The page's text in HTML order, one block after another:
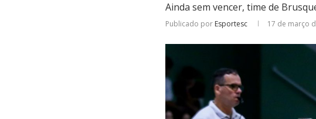
Ainda sem vencer, time de
Publicado por Esportesc 17 de março